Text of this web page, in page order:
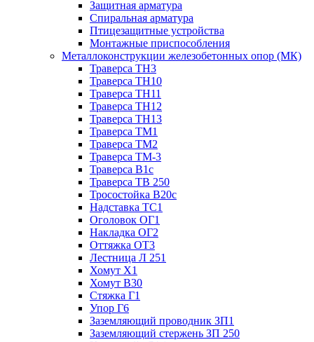
Защитная арматура
Спиральная арматура
Птицезащитные устройства
Монтажные приспособления
Металлоконструкции железобетонных опор (МК)
Траверса ТН3
Траверса ТН10
Траверса ТН11
Траверса ТН12
Траверса ТН13
Траверса ТМ1
Траверса ТМ2
Траверса ТМ-3
Траверса В1с
Траверса ТВ 250
Тросостойка В20с
Надставка ТС1
Оголовок ОГ1
Накладка ОГ2
Оттяжка ОТ3
Лестница Л 251
Хомут Х1
Хомут В30
Стяжка Г1
Упор Г6
Заземляющий проводник ЗП1
Заземляющий стержень ЗП 250